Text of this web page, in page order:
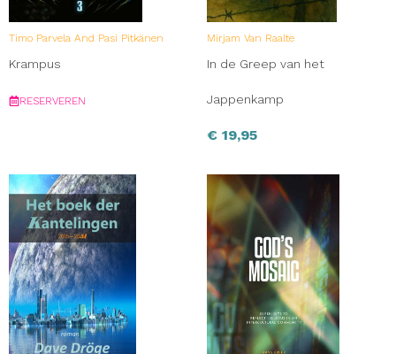
Timo Parvela And Pasi Pitkänen
Krampus
RESERVEREN
Mirjam Van Raalte
In de Greep van het
Jappenkamp
€ 19,95